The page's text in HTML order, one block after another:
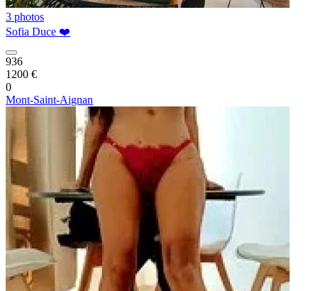
3 photos
Sofia Duce ❤️
936
1200 €
0
Mont-Saint-Aignan